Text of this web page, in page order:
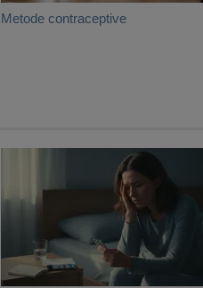
Metode contraceptive